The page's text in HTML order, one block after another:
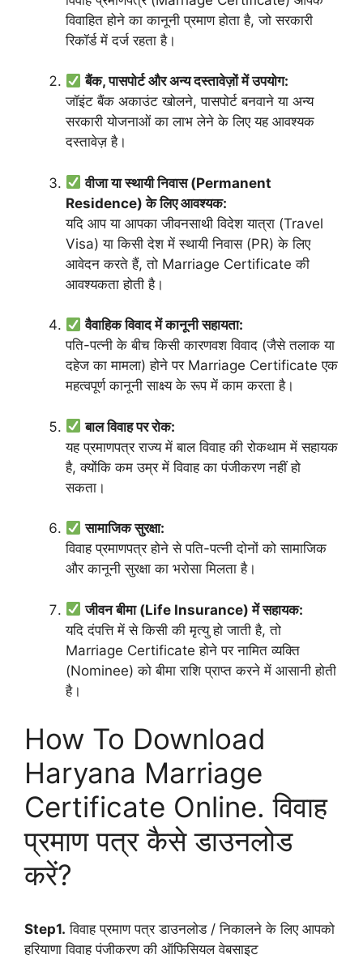
विवाहित होने का कानूनी प्रमाण होता है, जो सरकारी
रिकॉर्ड में दर्ज रहता है।
बैंक, पासपोर्ट और अन्य दस्तावेज़ों में उपयोग:
जॉइंट बैंक अकाउंट खोलने, पासपोर्ट बनवाने या अन्य
सरकारी योजनाओं का लाभ लेने के लिए यह आवश्यक
दस्तावेज़ है।
वीजा या स्थायी निवास (Permanent
Residence) के लिए आवश्यक:
यदि आप या आपका जीवनसाथी विदेश यात्रा (Travel
Visa) या किसी देश में स्थायी निवास (PR) के लिए
आवेदन करते हैं, तो Marriage Certificate की
आवश्यकता होती है।
वैवाहिक विवाद में कानूनी सहायता:
पति-पत्नी के बीच किसी कारणवश विवाद (जैसे तलाक या
दहेज का मामला) होने पर Marriage Certificate एक
महत्वपूर्ण कानूनी साक्ष्य के रूप में काम करता है।
बाल विवाह पर रोक:
यह प्रमाणपत्र राज्य में बाल विवाह की रोकथाम में सहायक
है, क्योंकि कम उम्र में विवाह का पंजीकरण नहीं हो
सकता।
सामाजिक सुरक्षा:
विवाह प्रमाणपत्र होने से पति-पत्नी दोनों को सामाजिक
और कानूनी सुरक्षा का भरोसा मिलता है।
जीवन बीमा (Life Insurance) में सहायक:
यदि दंपत्ति में से किसी की मृत्यु हो जाती है, तो
Marriage Certificate होने पर नामित व्यक्ति
(Nominee) को बीमा राशि प्राप्त करने में आसानी होती
है।
How To Download
Haryana Marriage
Certificate Online. विवाह
प्रमाण पत्र कैसे डाउनलोड
करें?
Step1. विवाह प्रमाण पत्र डाउनलोड / निकालने के लिए आपको
हरियाणा विवाह पंजीकरण की ऑफिसियल वेबसाइट